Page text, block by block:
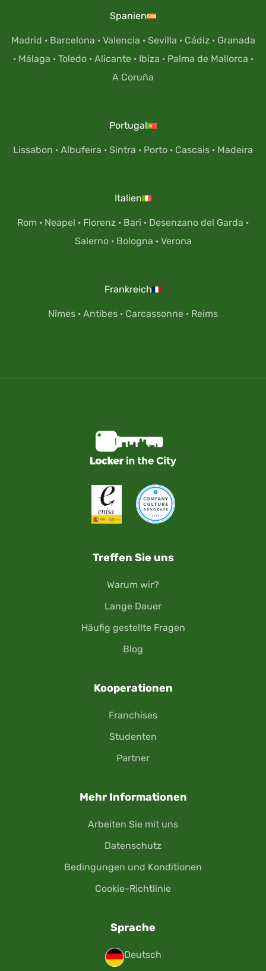
Spanien
Madrid · Barcelona · Valencia · Sevilla · Cádiz· Granada
· Málaga · Toledo· Alicante· Ibiza · Palma de Mallorca ·
A Coruña
Portugal
Lissabon · Albufeira · Sintra · Porto · Cascais · Madeira
Italien
Rom · Neapel · Florenz · Bari · Desenzano del Garda ·
Salerno· Bologna · Verona
Frankreich
Nîmes · Antibes · Carcassonne · Reims
Treffen Sie uns
Warum wir?
Lange Dauer
Häufig gestellte Fragen
Blog
Kooperationen
Franchises
Studenten
Partner
Mehr Informationen
Arbeiten Sie mit uns
Datenschutz
Bedingungen und Konditionen
Cookie-Richtlinie
Sprache
Deutsch